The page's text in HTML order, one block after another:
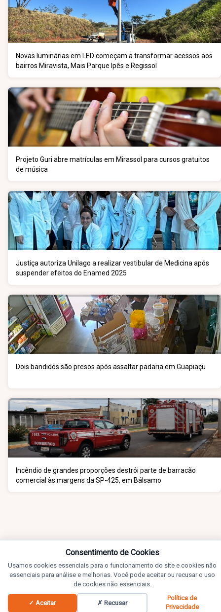
Novas luminárias em LED começam a transformar acessos aos
bairros Miravista, Mais Parque Ipês e Regissol
Projeto Guri abre matrículas em Mirassol para cursos gratuitos
de música
Justiça autoriza Unilago a realizar vestibular de Medicina após
suspender efeitos do Enamed 2025
Dois bandidos são presos após assaltar padaria em Guapiaçu
Incêndio de grandes proporções destrói parte de barracão
comercial às margens da SP-425, em Bálsamo
Notícias
Consentimento de Cookies
Usamos cookies essenciais para o funcionamento do site e cookies não
essenciais para análise e melhorias. Você pode aceitar ou recusar o uso
de cookies não essenciais.
✓ Aceitar ✗ Recusar
Política de
Privacidade